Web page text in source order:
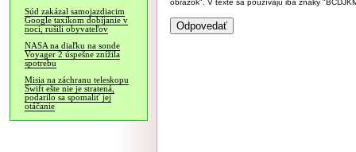
Súd zakázal samojazdiacim
Google taxíkom dobíjanie v
noci, rušili obyvateľov
NASA na diaľku na sonde
Voyager 2 úspešne znížila
spotrebu
Misia na záchranu teleskopu
Swift ešte nie je stratená,
podarilo sa spomaliť jej
otáčanie
obrázok". V texte sa používajú iba znaky